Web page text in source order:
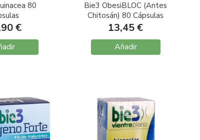
80
€
Bie3 ObesiBLOC (Antes
Chitosán) 80 Cápsulas
13,45 €
Añadir